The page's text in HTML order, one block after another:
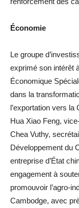
Économie
Le groupe
exprimé son intérêt
Économique
dans la
l’exportation vers la
Hua Xiao Feng,
Chea Vuthy,
Développement du
entreprise d’État
engagement à
promouvoir l’agro-
Cambodge, avec